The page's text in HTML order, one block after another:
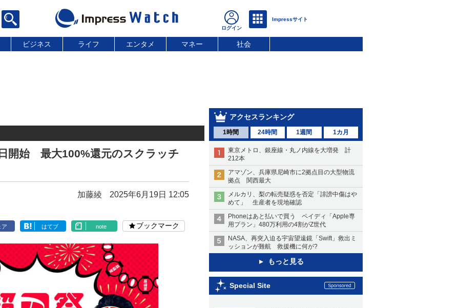
ビジネス ライフ エンタメ マネー 社会
アクセスランキング
1時間 24時間 1週間 1カ月
東京メトロ、銀座線・丸ノ内線を大増発 計
212本
アマゾン、兵庫県尼崎市に2拠点目の大型物流
拠点 関西最大
メルカリ、梨の転売疑惑を否定「誹謗中傷はや
めて」 生産者を現地確認
Phoneはあと払いで買う ペイディ「Apple専
用プラン」480万利用の4割がZ世代
NASA、再突入迫る宇宙望遠鏡「Swift」救出ミ
ッションが難航 救援機に何が?
もっと見る
Special Site
開始 最大100%還元のスクラッチ
加藤綾 2025年6月19日 12:05
ア はてブ note ブックマーク